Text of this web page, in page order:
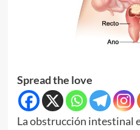
Spread the love
La obstrucción intestinal